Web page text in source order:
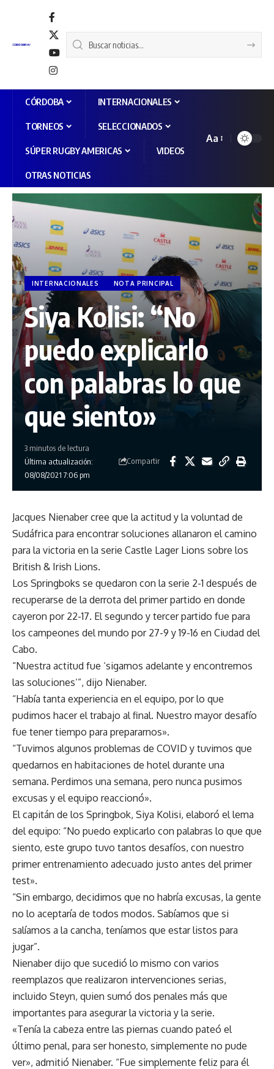
CÓRDOBA INTERNACIONALES
TORNEOS SELECCIONADOS
SÚPER RUGBY AMERICAS VIDEOS
OTRAS NOTICIAS
Aa
INTERNACIONALES NOTA PRINCIPAL
Siya Kolisi: “No
puedo explicarlo
con palabras lo que
que siento»
Última actualización:
08/08/2021 7:06 pm
3 minutos de lectura
Compartir
Jacques Nienaber cree que la actitud y la voluntad de
Sudáfrica para encontrar soluciones allanaron el camino
para la victoria en la serie Castle Lager Lions sobre los
British & Irish Lions.
Los Springboks se quedaron con la serie 2-1 después de
recuperarse de la derrota del primer partido en donde
cayeron por 22-17. El segundo y tercer partido fue para
los campeones del mundo por 27-9 y 19-16 en Ciudad del
Cabo.
“Nuestra actitud fue ‘sigamos adelante y encontremos
las soluciones’”, dijo Nienaber.
“Había tanta experiencia en el equipo, por lo que
pudimos hacer el trabajo al final. Nuestro mayor desafío
fue tener tiempo para prepararnos».
“Tuvimos algunos problemas de COVID y tuvimos que
quedarnos en habitaciones de hotel durante una
semana. Perdimos una semana, pero nunca pusimos
excusas y el equipo reaccionó».
El capitán de los Springbok, Siya Kolisi, elaboró ​​el lema
del equipo: “No puedo explicarlo con palabras lo que que
siento, este grupo tuvo tantos desafíos, con nuestro
primer entrenamiento adecuado justo antes del primer
test».
“Sin embargo, decidimos que no habría excusas, la gente
no lo aceptaría de todos modos. Sabíamos que si
salíamos a la cancha, teníamos que estar listos para
jugar”.
Nienaber dijo que sucedió lo mismo con varios
reemplazos que realizaron intervenciones serias,
incluido Steyn, quien sumó dos penales más que
importantes para asegurar la victoria y la serie.
«Tenía la cabeza entre las piernas cuando pateó el
último penal, para ser honesto, simplemente no pude
ver», admitió Nienaber. “Fue simplemente feliz para él